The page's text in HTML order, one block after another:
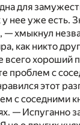
для
нее уже есть.
хмыкнул
как никто
всего хороший
проблем с
этот
с соседними
— Испуганно